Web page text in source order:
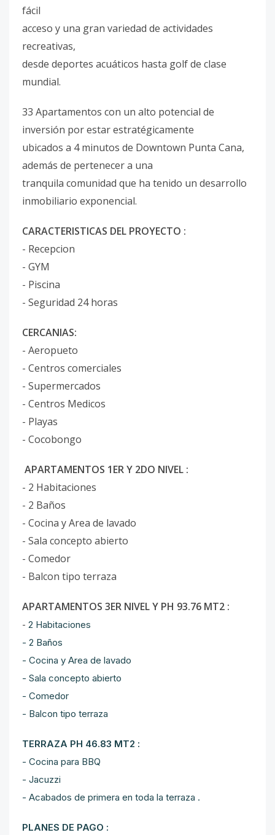
fácil
acceso y una gran variedad de actividades
recreativas,
desde deportes acuáticos hasta golf de clase
mundial.
33 Apartamentos con un alto potencial de
inversión por estar estratégicamente
ubicados a 4 minutos de Downtown Punta Cana,
además de pertenecer a una
tranquila comunidad que ha tenido un desarrollo
inmobiliario exponencial.
CARACTERISTICAS DEL PROYECTO :
- Recepcion
- GYM
- Piscina
- Seguridad 24 horas
CERCANIAS:
- Aeropueto
- Centros comerciales
- Supermercados
- Centros Medicos
- Playas
- Cocobongo
APARTAMENTOS 1ER Y 2DO NIVEL :
- 2 Habitaciones
- 2 Baños
- Cocina y Area de lavado
- Sala concepto abierto
- Comedor
- Balcon tipo terraza
APARTAMENTOS 3ER NIVEL Y PH 93.76 MT2 :
- 2 Habitaciones
- 2 Baños
- Cocina y Area de lavado
- Sala concepto abierto
- Comedor
- Balcon tipo terraza
TERRAZA PH 46.83 MT2 :
- Cocina para BBQ
- Jacuzzi
- Acabados de primera en toda la terraza .
PLANES DE PAGO :